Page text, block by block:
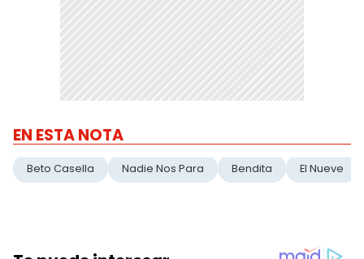
EN ESTA NOTA
Beto Casella Nadie Nos Para Bendita El Nueve